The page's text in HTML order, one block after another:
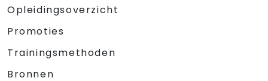
Opleidingsoverzicht
Promoties
Trainingsmethoden
Bronnen